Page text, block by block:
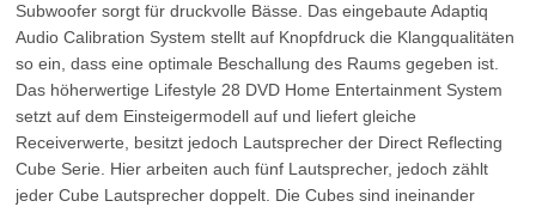
Subwoofer sorgt für druckvolle Bässe. Das eingebaute Adaptiq
Audio Calibration System stellt auf Knopfdruck die Klangqualitäten
so ein, dass eine optimale Beschallung des Raums gegeben ist.
Das höherwertige Lifestyle 28 DVD Home Entertainment System
setzt auf dem Einsteigermodell auf und liefert gleiche
Receiverwerte, besitzt jedoch Lautsprecher der Direct Reflecting
Cube Serie. Hier arbeiten auch fünf Lautsprecher, jedoch zählt
jeder Cube Lautsprecher doppelt. Die Cubes sind ineinander